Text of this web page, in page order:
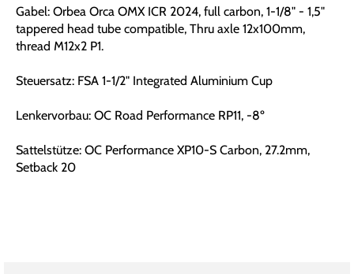
Gabel: Orbea Orca OMX ICR 2024, full carbon, 1-1/8" - 1,5"
tappered head tube compatible, Thru axle 12x100mm,
thread M12x2 P1.
Steuersatz: FSA 1-1/2" Integrated Aluminium Cup
Lenkervorbau: OC Road Performance RP11, -8º
Sattelstütze: OC Performance XP10-S Carbon, 27.2mm,
Setback 20